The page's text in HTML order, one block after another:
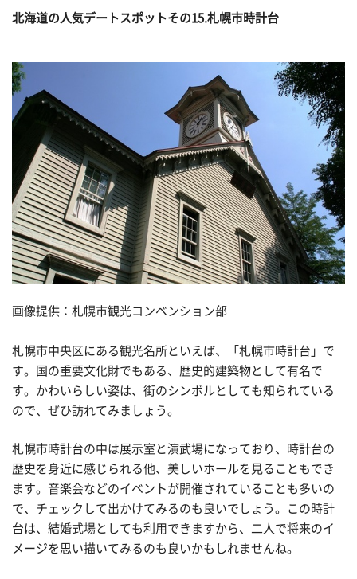
北海道の人気デートスポットその15.札幌市時計台
画像提供：札幌市観光コンベンション部
札幌市中央区にある観光名所といえば、「札幌市時計台」で
す。国の重要文化財でもある、歴史的建築物として有名で
す。かわいらしい姿は、街のシンボルとしても知られている
ので、ぜひ訪れてみましょう。
札幌市時計台の中は展示室と演武場になっており、時計台の
歴史を身近に感じられる他、美しいホールを見ることもでき
ます。音楽会などのイベントが開催されていることも多いの
で、チェックして出かけてみるのも良いでしょう。この時計
台は、結婚式場としても利用できますから、二人で将来のイ
メージを思い描いてみるのも良いかもしれませんね。